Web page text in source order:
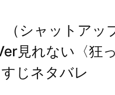
（シャットア
見れない〈狂
じネタバレ